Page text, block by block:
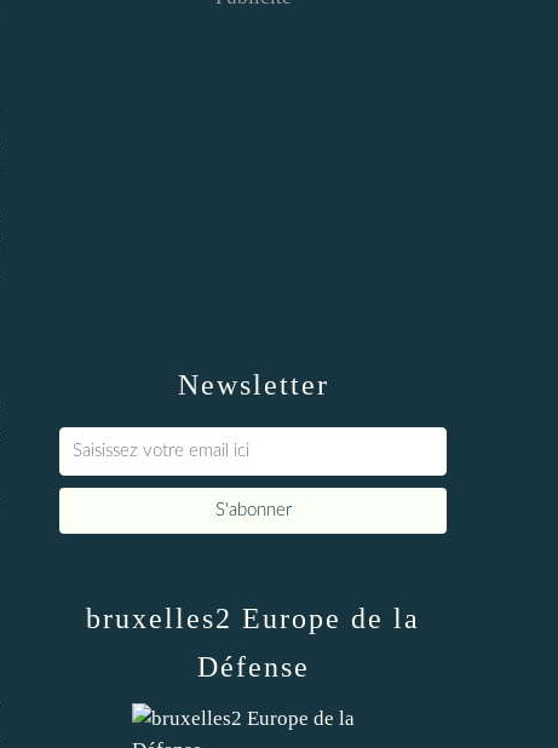
Newsletter
bruxelles2 Europe de la
Défense